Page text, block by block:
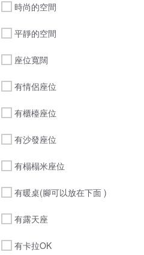
時尚的空間
平靜的空間
座位寬闊
有情侶座位
有櫃檯座位
有沙發座位
有榻榻米座位
有暖桌(腳可以放在下面 )
有露天座
有卡拉OK